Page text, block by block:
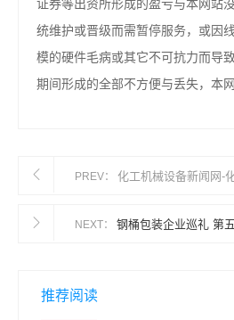
证券等出资所形成的盈亏与本网站
统维护或晋级而需暂停服务，或因
模的硬件毛病或其它不可抗力而导
期间形成的全部不方便与丢失，本
PREV： 化工机械设备新闻网-
NEXT： 钢桶包装企业巡礼 第五期：自贡中
推荐阅读